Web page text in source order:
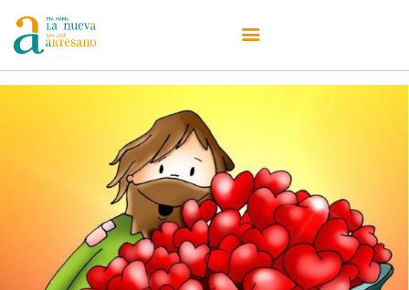
Centro
Oferta Educativa
Admisiones
Secretaría